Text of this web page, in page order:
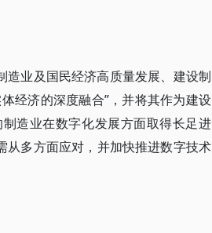
业及国民经济高质量发展、建设制
经济的深度融合”，并将其作为建设
造业在数字化发展方面取得长足进
从多方面应对，并加快推进数字技术